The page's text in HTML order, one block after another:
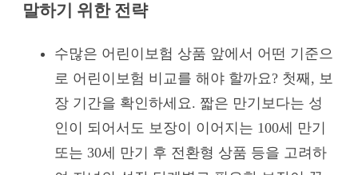
말하기 위한 전략
수많은 어린이보험 상품 앞에서 어떤 기준으
로 어린이보험 비교를 해야 할까요? 첫째, 보
장 기간을 확인하세요. 짧은 만기보다는 성
인이 되어서도 보장이 이어지는 100세 만기
또는 30세 만기 후 전환형 상품 등을 고려하